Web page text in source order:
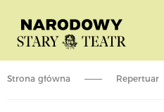
Strona główna Repertuar